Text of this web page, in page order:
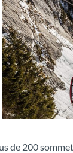
Stockhorn Gondel Panorama Winter
de 200